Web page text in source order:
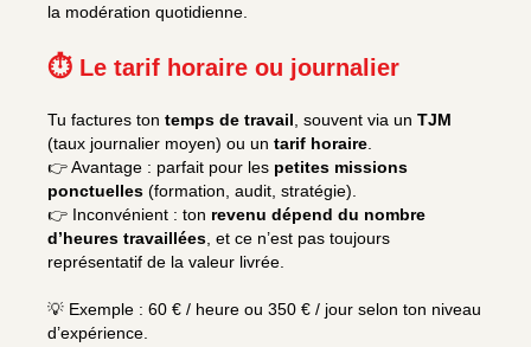
la modération quotidienne.
⏱ Le tarif horaire ou journalier
Tu factures ton temps de travail , souvent via un TJM
(taux journalier moyen) ou un tarif horaire
👉 Avantage : parfait pour les petites missions
ponctuelles (formation, audit, stratégie).
👉 Inconvénient : ton revenu dépend du nombre
d’heures travaillées , et ce n’est pas toujours
représentatif de la valeur livrée.
💡 Exemple : 60 € / heure ou 350 € / jour selon ton niveau
d’expérience.